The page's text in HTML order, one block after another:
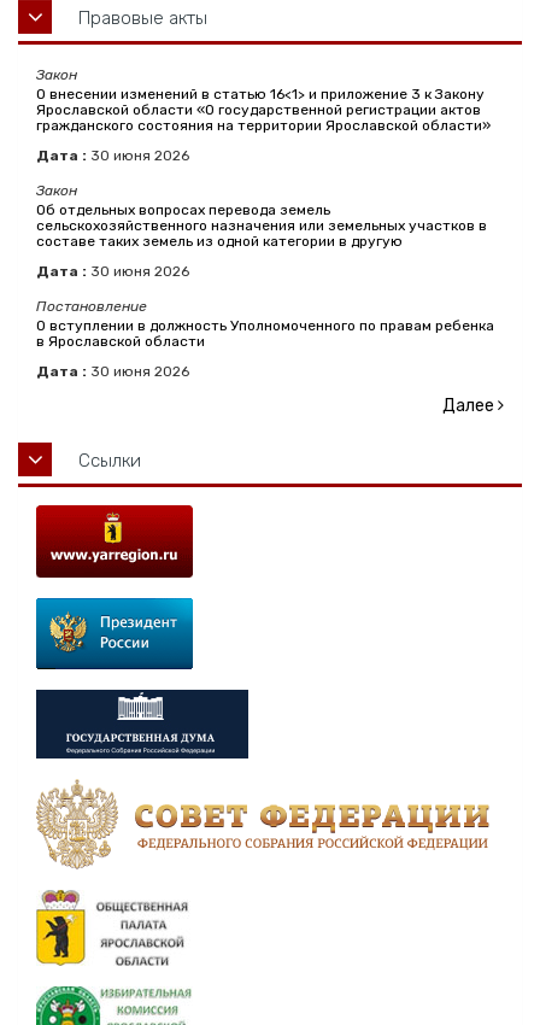
Правовые акты
Закон
О внесении изменений в статью 16<1> и приложение 3 к Закону
Ярославской области «О государственной регистрации актов
гражданского состояния на территории Ярославской области»
Дата : 30 июня 2026
Закон
Об отдельных вопросах перевода земель
сельскохозяйственного назначения или земельных участков в
составе таких земель из одной категории в другую
Дата : 30 июня 2026
Постановление
О вступлении в должность Уполномоченного по правам ребенка
в Ярославской области
Дата : 30 июня 2026
Далее
Ссылки